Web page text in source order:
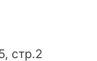
стр.2